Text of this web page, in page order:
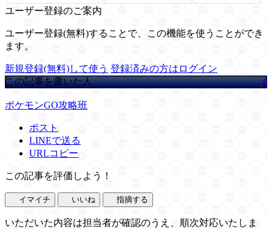
ユーザー登録のご案内
ユーザー登録(無料)することで、この機能を使うことができ
ます。
新規登録(無料)して使う 登録済みの方はログイン
この記事を書いた人
ポケモンGO攻略班
ポスト
LINEで送る
URLコピー
この記事を評価しよう！
イマイチ いいね 指摘する
いただいた内容は担当者が確認のうえ、順次対応いたしま